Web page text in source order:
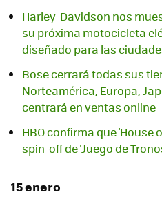
Harley-Davidson nos
su próxima motocicleta
diseñado para las
Bose cerrará todas sus
Norteamérica, Europa,
centrará en ventas online
HBO confirma que 'House
spin-off de 'Juego de
15 enero